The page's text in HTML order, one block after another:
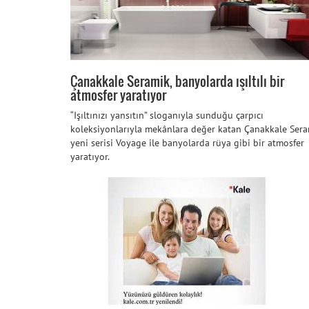
Çanakkale Seramik, banyolarda ışıltılı bir
atmosfer yaratıyor
“Işıltınızı yansıtın” sloganıyla sunduğu çarpıcı
koleksiyonlarıyla mekânlara değer katan Çanakkale
yeni serisi Voyage ile banyolarda rüya gibi bir atmosfer
yaratıyor.